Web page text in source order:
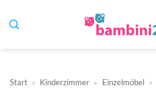
Inhalt
Start » Kinderzimmer » Einzelmöbel »